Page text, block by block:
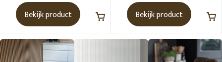
Bekijk product Bekijk product